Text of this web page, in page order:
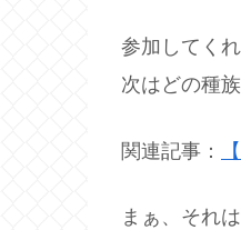
参加してく
次はどの種
関連記事：
まぁ、それ